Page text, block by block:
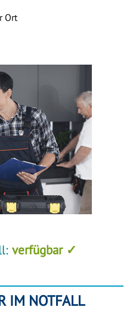
Ort
verfügbar ✓
IM NOTFALL